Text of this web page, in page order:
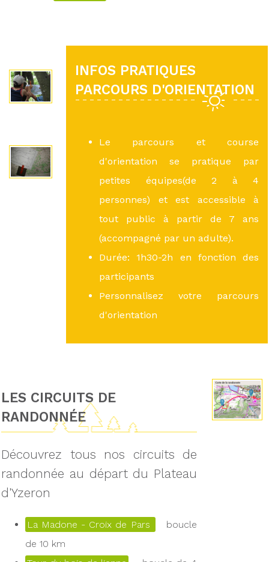
INFOS PRATIQUES
PARCOURS D'ORIENTATION
Le parcours et course
d'orientation se pratique par
petites équipes(de 2 à 4
personnes) et est accessible à
tout public à partir de 7 ans
(accompagné par un adulte).
Durée: 1h30-2h en fonction des
participants
Personnalisez votre parcours
d'orientation
LES CIRCUITS DE
RANDONNÉE
Découvrez tous nos circuits de
randonnée au départ du Plateau
d'Yzeron
La Madone - Croix de Pars
boucle
de 10 km